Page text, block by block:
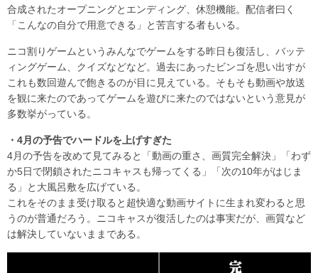
合成されたオープニングとエンディング、休憩機能。配信者曰く
「こんなの自分で用意できる」と苦言する者もいる。
ニコ割りゲームというみんなでゲームをする昨日も復活し、バッテ
ィングゲーム、クイズなどなど。過去にあったビンゴを思い出すが
これも数回遊んで飽きるのが目に見えている。そもそも動画や放送
を観に来たのであってゲームを遊びに来たのではないという意見が
多数挙がっている。
・4月の予告でハードルを上げすぎた
4月の予告を改めて見てみると「動画の重さ、画質完全解決」「わず
か5日で閉鎖されたニコキャスも帰ってくる」「次の10年がはじま
る」と大風呂敷を広げている。
これをそのまま受け取ると超快適な動画サイトに生まれ変わると思
うのが普通だろう。ニコキャスが復活したのは事実だが、画質など
は解決していないままである。